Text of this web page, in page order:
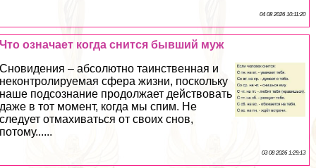
04 08 2026 10:11:20
Что означает когда снится бывший муж
Сновидения – абсолютно таинственная и
неконтролируемая сфера жизни, поскольку
наше подсознание продолжает действовать
даже в тот момент, когда мы спим. Не
следует отмахиваться от своих снов,
потому......
03 08 2026 1:29:13